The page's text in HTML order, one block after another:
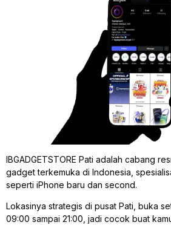
IBGADGETSTORE Pati adalah cabang
gadget terkemuka di Indonesia,
seperti iPhone baru dan second.
Lokasinya strategis di pusat Pati, buka
09:00 sampai 21:00, jadi cocok buat